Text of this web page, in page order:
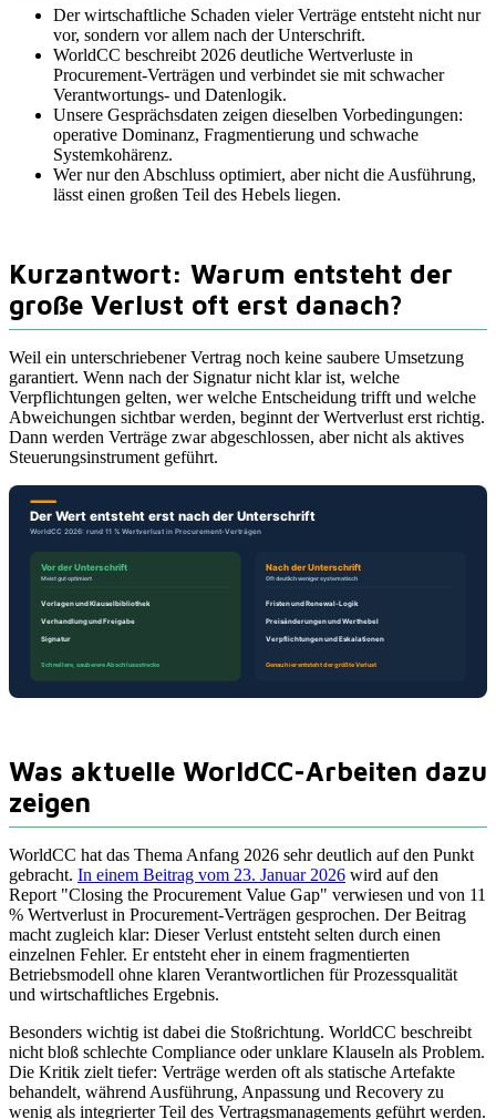
Der wirtschaftliche Schaden vieler Verträge entsteht nicht nur
vor, sondern vor allem nach der Unterschrift.
WorldCC beschreibt 2026 deutliche Wertverluste in
Procurement-Verträgen und verbindet sie mit schwacher
Verantwortungs- und Datenlogik.
Unsere Gesprächsdaten zeigen dieselben Vorbedingungen:
operative Dominanz, Fragmentierung und schwache
Systemkohärenz.
Wer nur den Abschluss optimiert, aber nicht die Ausführung,
lässt einen großen Teil des Hebels liegen.
Kurzantwort: Warum entsteht der
große Verlust oft erst danach?
Weil ein unterschriebener Vertrag noch keine saubere Umsetzung
garantiert. Wenn nach der Signatur nicht klar ist, welche
Verpflichtungen gelten, wer welche Entscheidung trifft und welche
Abweichungen sichtbar werden, beginnt der Wertverlust erst richtig.
Dann werden Verträge zwar abgeschlossen, aber nicht als aktives
Steuerungsinstrument geführt.
Was aktuelle WorldCC-Arbeiten dazu
zeigen
WorldCC hat das Thema Anfang 2026 sehr deutlich auf den Punkt
gebracht. In einem Beitrag vom 23. Januar 2026 wird auf den
Report "Closing the Procurement Value Gap" verwiesen und von 11
% Wertverlust in Procurement-Verträgen gesprochen. Der Beitrag
macht zugleich klar: Dieser Verlust entsteht selten durch einen
einzelnen Fehler. Er entsteht eher in einem fragmentierten
Betriebsmodell ohne klaren Verantwortlichen für Prozessqualität
und wirtschaftliches Ergebnis.
Besonders wichtig ist dabei die Stoßrichtung. WorldCC beschreibt
nicht bloß schlechte Compliance oder unklare Klauseln als Problem.
Die Kritik zielt tiefer: Verträge werden oft als statische Artefakte
behandelt, während Ausführung, Anpassung und Recovery zu
wenig als integrierter Teil des Vertragsmanagements geführt werden.